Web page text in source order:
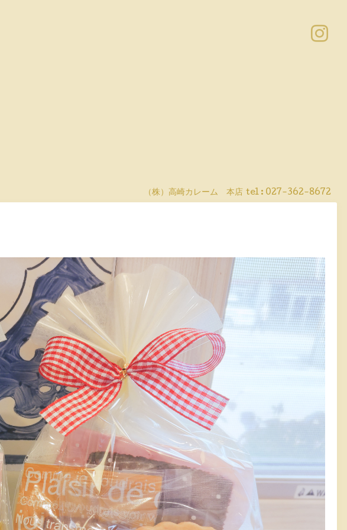
（株）高崎カレーム 本店 tel : 027-362-8672